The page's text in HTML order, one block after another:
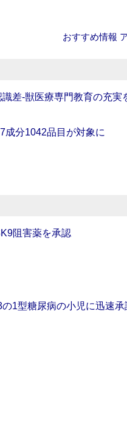
おすすめ情報
差‐獣医療専門教育の充実
成分1042品目が対象に
阻害薬を承認
1型糖尿病の小児に迅速承